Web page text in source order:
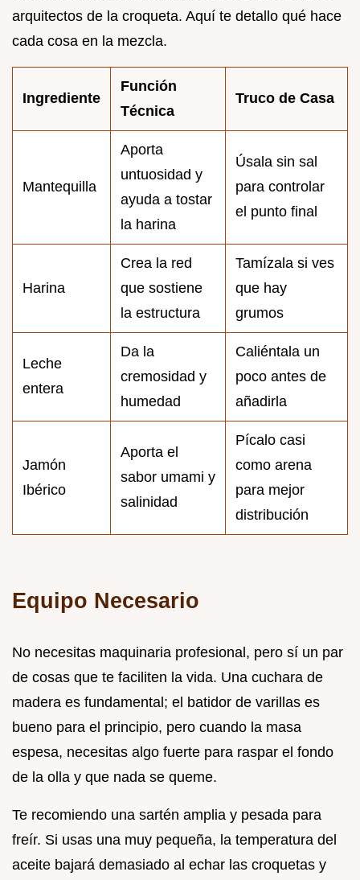
arquitectos de la croqueta. Aquí te detallo qué hace
cada cosa en la mezcla.
Ingrediente
Función
Técnica
Truco de Casa
Mantequilla
Aporta
untuosidad y
ayuda a tostar
la harina
Úsala sin sal
para controlar
el punto final
Harina
Crea la red
que sostiene
la estructura
Tamízala si ves
que hay
grumos
Leche
entera
Da la
cremosidad y
humedad
Caliéntala un
poco antes de
añadirla
Jamón
Ibérico
Aporta el
sabor umami y
salinidad
Pícalo casi
como arena
para mejor
distribución
Equipo Necesario
No necesitas maquinaria profesional, pero sí un par
de cosas que te faciliten la vida. Una cuchara de
madera es fundamental; el batidor de varillas es
bueno para el principio, pero cuando la masa
espesa, necesitas algo fuerte para raspar el fondo
de la olla y que nada se queme.
Te recomiendo una sartén amplia y pesada para
freír. Si usas una muy pequeña, la temperatura del
aceite bajará demasiado al echar las croquetas y